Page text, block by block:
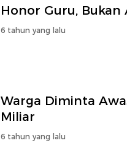
Honor Guru, Bukan
6 tahun yang lalu
Warga Diminta
Miliar
6 tahun yang lalu